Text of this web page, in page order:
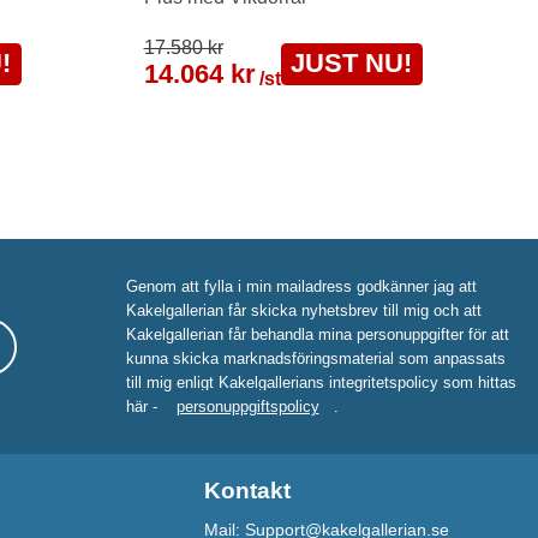
17.580 kr
14.064 kr /st
JUST NU!
Genom att fylla i min mailadress godkänner jag att
Kakelgallerian får skicka nyhetsbrev till mig och att
Kakelgallerian får behandla mina personuppgifter för att
kunna skicka marknadsföringsmaterial som anpassats
till mig enligt Kakelgallerians integritetspolicy som hittas
här -
personuppgiftspolicy
Kontakt
Mail: Support@kakelgallerian.se